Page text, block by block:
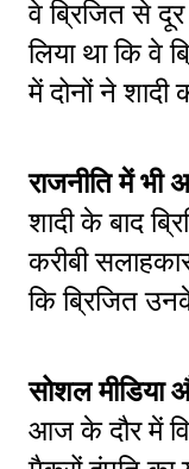
वे ब्रिजित से
लिया था कि वे
में दोनों ने
राजनीति में भी
शादी के बाद
करीबी
कि ब्रिजित
सोशल मीडिया
आज के दौर में